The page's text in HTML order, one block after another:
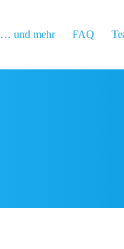
… und mehr FAQ